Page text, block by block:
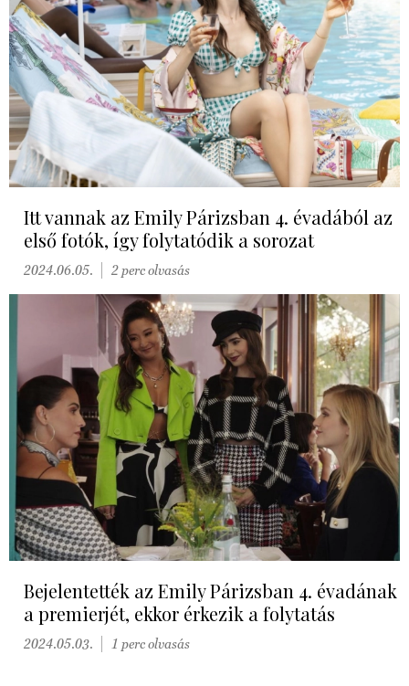
Itt vannak az Emily Párizsban 4. évadából az
első fotók, így folytatódik a sorozat
2024.06.05. 2 perc olvasás
Bejelentették az Emily Párizsban 4. évadának
a premierjét, ekkor érkezik a folytatás
2024.05.03. 1 perc olvasás